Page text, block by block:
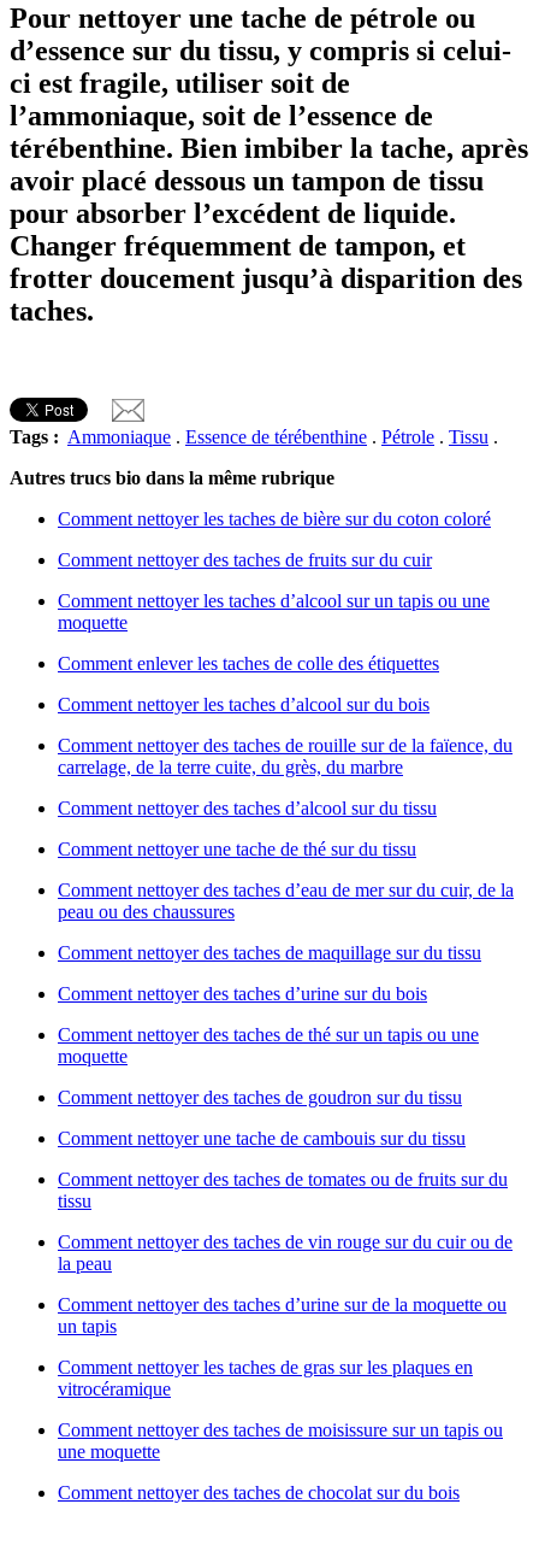
Pour nettoyer une tache de pétrole ou
d’essence sur du tissu, y compris si celui-
ci est fragile, utiliser soit de
l’ammoniaque, soit de l’essence de
térébenthine. Bien imbiber la tache, après
avoir placé dessous un tampon de tissu
pour absorber l’excédent de liquide.
Changer fréquemment de tampon, et
frotter doucement jusqu’à disparition des
taches.
Tags : Ammoniaque . Essence de térébenthine . Pétrole . Tissu .
Autres trucs bio dans la même rubrique
Comment nettoyer les taches de bière sur du coton coloré
Comment nettoyer des taches de fruits sur du cuir
Comment nettoyer les taches d’alcool sur un tapis ou une
moquette
Comment enlever les taches de colle des étiquettes
Comment nettoyer les taches d’alcool sur du bois
Comment nettoyer des taches de rouille sur de la faïence, du
carrelage, de la terre cuite, du grès, du marbre
Comment nettoyer des taches d’alcool sur du tissu
Comment nettoyer une tache de thé sur du tissu
Comment nettoyer des taches d’eau de mer sur du cuir, de la
peau ou des chaussures
Comment nettoyer des taches de maquillage sur du tissu
Comment nettoyer des taches d’urine sur du bois
Comment nettoyer des taches de thé sur un tapis ou une
moquette
Comment nettoyer des taches de goudron sur du tissu
Comment nettoyer une tache de cambouis sur du tissu
Comment nettoyer des taches de tomates ou de fruits sur du
tissu
Comment nettoyer des taches de vin rouge sur du cuir ou de
la peau
Comment nettoyer des taches d’urine sur de la moquette ou
un tapis
Comment nettoyer les taches de gras sur les plaques en
vitrocéramique
Comment nettoyer des taches de moisissure sur un tapis ou
une moquette
Comment nettoyer des taches de chocolat sur du bois